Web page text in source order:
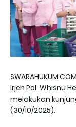
Irjen Pol. Whisnu
melakukan
(30/10/2025).